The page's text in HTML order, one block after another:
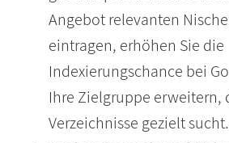
Angebot relevanten
eintragen, erhöhen Sie die
Indexierungschance bei
Ihre Zielgruppe erweitern,
Verzeichnisse gezielt sucht.